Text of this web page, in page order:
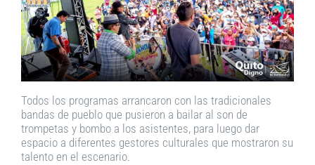
Todos los programas arrancaron con las tradicionales
bandas de pueblo que pusieron a bailar al son de
trompetas y bombo a los asistentes, para luego dar
espacio a diferentes gestores culturales que mostraron su
talento en el escenario.